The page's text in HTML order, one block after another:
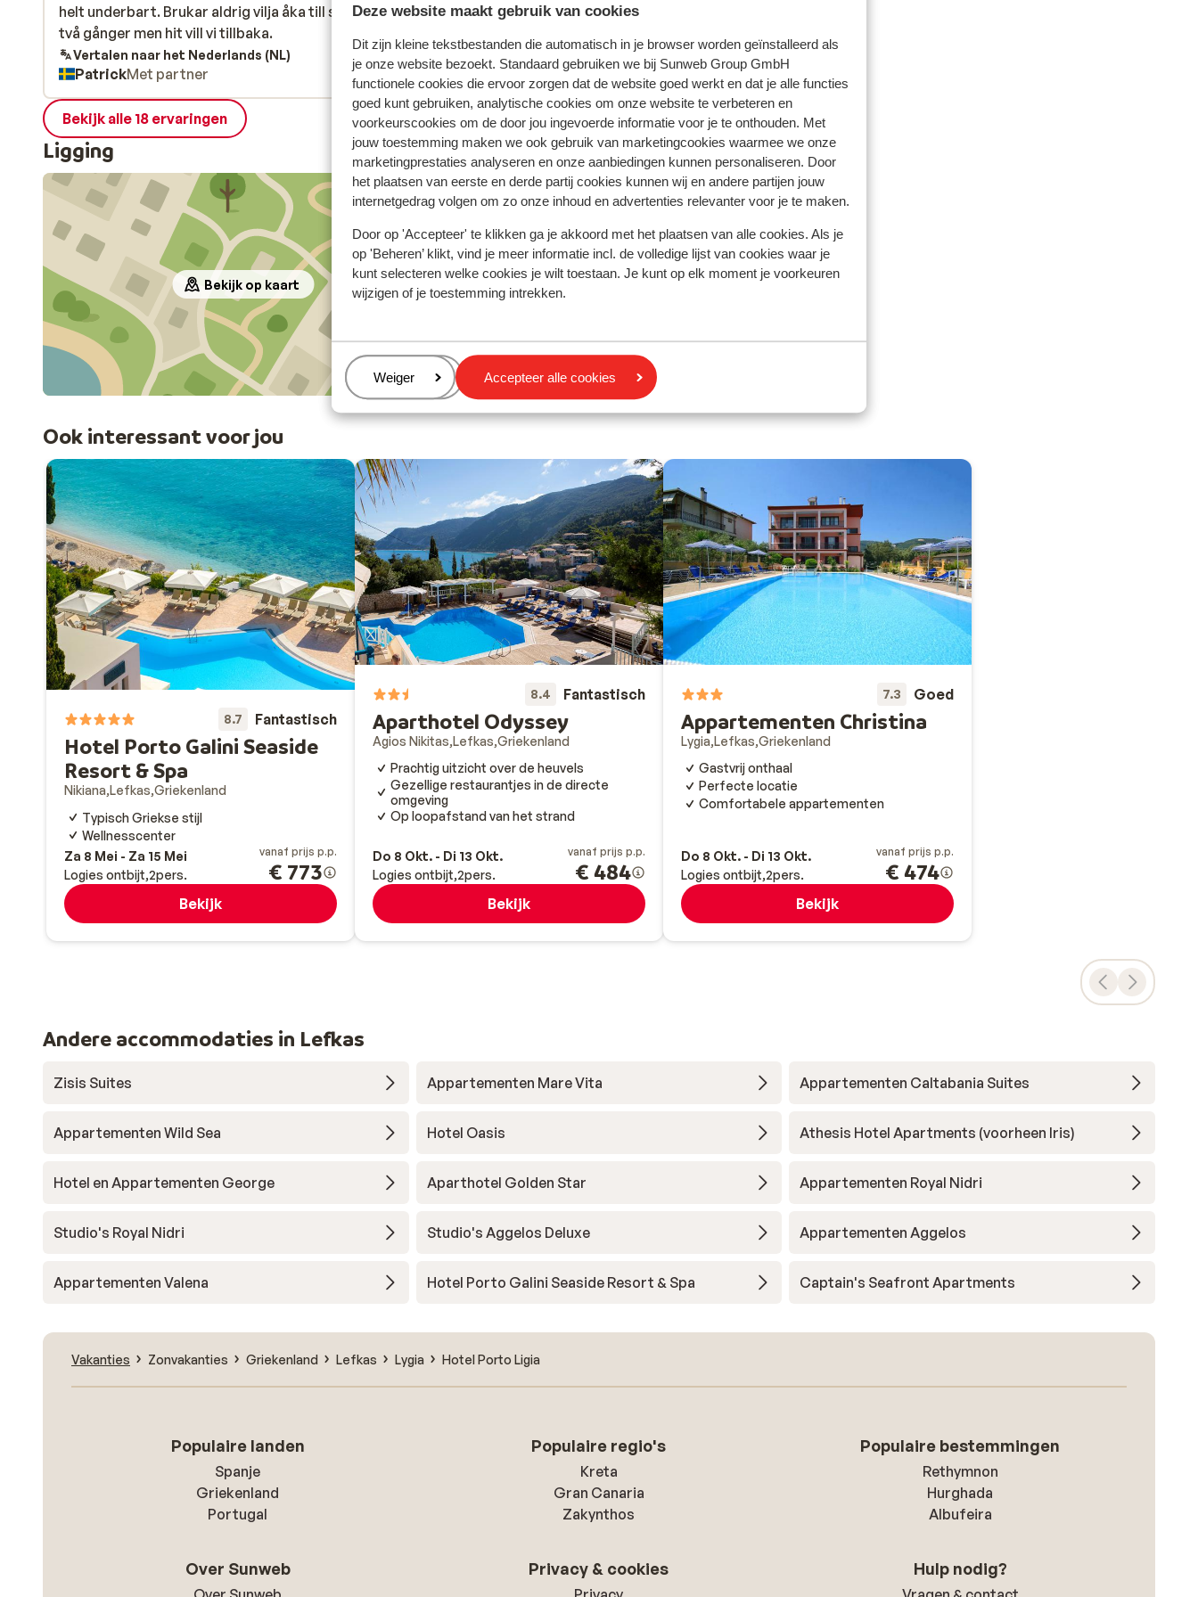
Deze website maakt gebruik van cookies
Dit zijn kleine tekstbestanden die automatisch in je browser worden geïnstalleerd als
je onze website bezoekt. Standaard gebruiken we bij Sunweb Group GmbH
functionele cookies die ervoor zorgen dat de website goed werkt en dat je alle functies
goed kunt gebruiken, analytische cookies om onze website te verbeteren en
voorkeurscookies om de door jou ingevoerde informatie voor je te onthouden. Met
jouw toestemming maken we ook gebruik van marketingcookies waarmee we onze
marketingprestaties analyseren en onze aanbiedingen kunnen personaliseren. Door
het plaatsen van eerste en derde partij cookies kunnen wij en andere partijen jouw
internetgedrag volgen om zo onze inhoud en advertenties relevanter voor je te maken.
Door op 'Accepteer' te klikken ga je akkoord met het plaatsen van alle cookies. Als je
op 'Beheren’ klikt, vind je meer informatie incl. de volledige lijst van cookies waar je
kunt selecteren welke cookies je wilt toestaan. Je kunt op elk moment je voorkeuren
wijzigen of je toestemming intrekken.
Beheren
Weiger Accepteer alle cookies
helt underbart. Brukar aldrig vilja åka till samma ställe
två gånger men hit vill vi tillbaka.
helt underbart. Brukar aldrig vilja åka till samma ställe
två gånger men hit vill vi tillbaka.
Vertalen naar het Nederlands (NL)
PatrickMet partner bertAlleen
Bekijk alle 18 ervaringen
Ligging
Bekijk op kaart
In de buurt
parasol (gratis) )
Centrum: 300 m
Luchthaven: 25 km
Bushalte: 10 m
(Mini)supermarkt: 500 m
Restaurant: 100 m
Ook interessant voor jou
8.7 Fantastisch
Hotel Porto Galini Seaside
Resort & Spa
Nikiana Lefkas Griekenland
Typisch Griekse stijl
Wellnesscenter
Za 8 Mei - Za 15 Mei
Logies ontbijt 2pers.
vanaf prijs p.p.
€ 773
Bekijk
8.4 Fantastisch
Aparthotel Odyssey
Agios Nikitas Lefkas Griekenland
Prachtig uitzicht over de heuvels
Gezellige restaurantjes in de directe
omgeving
Op loopafstand van het strand
Do 8 Okt. - Di 13 Okt.
Logies ontbijt 2pers.
vanaf prijs p.p.
€ 484
Bekijk
7.3 Goed
Appartementen Christina
Lygia Lefkas Griekenland
Gastvrij onthaal
Perfecte locatie
Comfortabele appartementen
Do 8 Okt. - Di 13 Okt.
Logies ontbijt 2pers.
vanaf prijs p.p.
€ 474
Bekijk
Andere accommodaties in Lefkas
Zisis Suites Appartementen Mare Vita Appartementen Caltabania Suites
Appartementen Wild Sea Hotel Oasis Athesis Hotel Apartments (voorheen Iris)
Hotel en Appartementen George Aparthotel Golden Star Appartementen Royal Nidri
Studio's Royal Nidri Studio's Aggelos Deluxe Appartementen Aggelos
Appartementen Valena Hotel Porto Galini Seaside Resort & Spa Captain's Seafront Apartments
Vakanties Zonvakanties Griekenland Lefkas Lygia Hotel Porto Ligia
Populaire landen
Spanje
Griekenland
Portugal
Populaire regio's
Kreta
Gran Canaria
Zakynthos
Populaire bestemmingen
Rethymnon
Hurghada
Albufeira
Over Sunweb Privacy & cookies Hulp nodig?